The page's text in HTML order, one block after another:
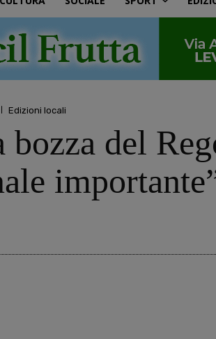
Edizioni locali
bozza del